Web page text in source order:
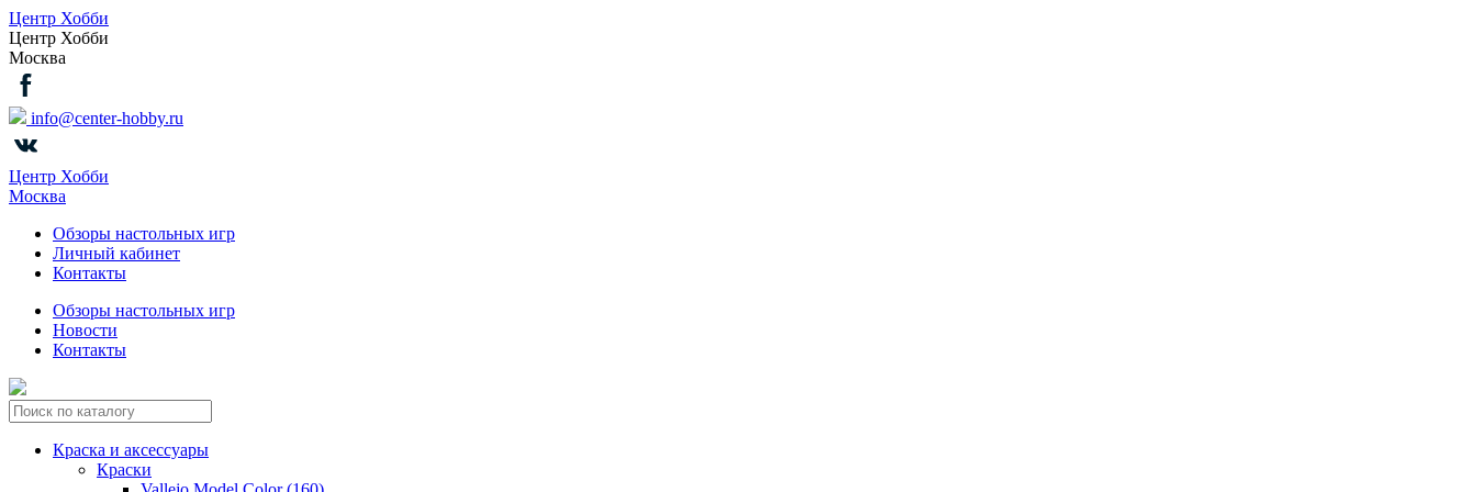
Центр Хобби
Центр Хобби
Москва
info@center-hobby.ru
Центр Хобби
Москва
Обзоры настольных игр
Личный кабинет
Контакты
Обзоры настольных игр
Новости
Контакты
Краска и аксессуары
Краски